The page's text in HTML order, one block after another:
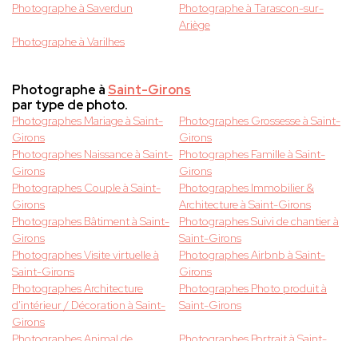
Photographe à Saverdun
Photographe à Tarascon-sur-
Ariège
Photographe à Varilhes
Photographe à Saint-Girons
par type de photo.
Photographes Mariage à Saint-
Girons
Photographes Grossesse à Saint-
Girons
Photographes Naissance à Saint-
Girons
Photographes Famille à Saint-
Girons
Photographes Couple à Saint-
Girons
Photographes Immobilier &
Architecture à Saint-Girons
Photographes Bâtiment à Saint-
Girons
Photographes Suivi de chantier à
Saint-Girons
Photographes Visite virtuelle à
Saint-Girons
Photographes Airbnb à Saint-
Girons
Photographes Architecture
d'intérieur / Décoration à Saint-
Girons
Photographes Photo produit à
Saint-Girons